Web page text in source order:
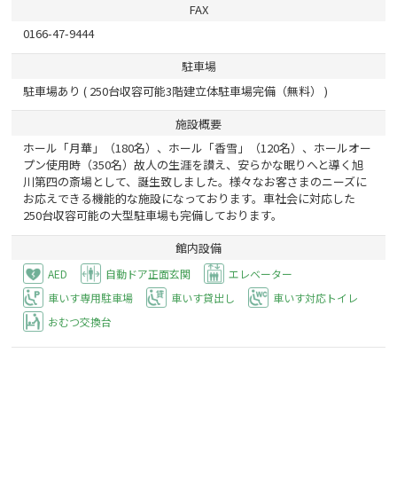
FAX
0166-47-9444
駐車場
駐車場あり ( 250台収容可能3階建立体駐車場完備（無料） )
施設概要
ホール「月華」（180名）、ホール「香雪」（120名）、ホールオー
プン使用時（350名）故人の生涯を讃え、安らかな眠りへと導く旭
川第四の斎場として、誕生致しました。様々なお客さまのニーズに
お応えできる機能的な施設になっております。車社会に対応した
250台収容可能の大型駐車場も完備しております。
館内設備
AED 自動ドア正面玄関
エレベーター
車いす専用駐車場
車いす貸出し
車いす対応トイレ
おむつ交換台